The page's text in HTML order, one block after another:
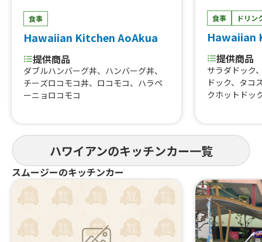
食事
Hawaiian Kitchen AoAkua
提供商品
ダブルハンバーグ丼、ハンバーグ丼、
チーズロコモコ丼、ロコモコ、ハラペ
ーニョロコモコ
食事 ドリン
Hawaiian
提供商品
サラダドック
ドック、タコ
クホットドッ
品Hawaiian
QチキンBOX
チョス、単品
シュリンプ、
X
ハワイアンのキッチンカー一覧
スムージーのキッチンカー